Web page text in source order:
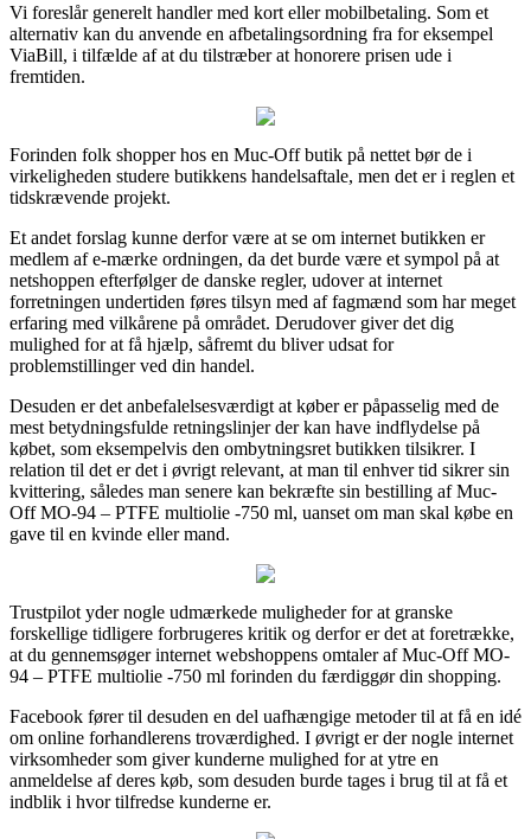
Vi foreslår generelt handler med kort eller mobilbetaling. Som et
alternativ kan du anvende en afbetalingsordning fra for eksempel
ViaBill, i tilfælde af at du tilstræber at honorere prisen ude i
fremtiden.
Forinden folk shopper hos en Muc-Off butik på nettet bør de i
virkeligheden studere butikkens handelsaftale, men det er i reglen et
tidskrævende projekt.
Et andet forslag kunne derfor være at se om internet butikken er
medlem af e-mærke ordningen, da det burde være et sympol på at
netshoppen efterfølger de danske regler, udover at internet
forretningen undertiden føres tilsyn med af fagmænd som har meget
erfaring med vilkårene på området. Derudover giver det dig
mulighed for at få hjælp, såfremt du bliver udsat for
problemstillinger ved din handel.
Desuden er det anbefalelsesværdigt at køber er påpasselig med de
mest betydningsfulde retningslinjer der kan have indflydelse på
købet, som eksempelvis den ombytningsret butikken tilsikrer. I
relation til det er det i øvrigt relevant, at man til enhver tid sikrer sin
kvittering, således man senere kan bekræfte sin bestilling af Muc-
Off MO-94 – PTFE multiolie -750 ml, uanset om man skal købe en
gave til en kvinde eller mand.
Trustpilot yder nogle udmærkede muligheder for at granske
forskellige tidligere forbrugeres kritik og derfor er det at foretrække,
at du gennemsøger internet webshoppens omtaler af Muc-Off MO-
94 – PTFE multiolie -750 ml forinden du færdiggør din shopping.
Facebook fører til desuden en del uafhængige metoder til at få en idé
om online forhandlerens troværdighed. I øvrigt er der nogle internet
virksomheder som giver kunderne mulighed for at ytre en
anmeldelse af deres køb, som desuden burde tages i brug til at få et
indblik i hvor tilfredse kunderne er.